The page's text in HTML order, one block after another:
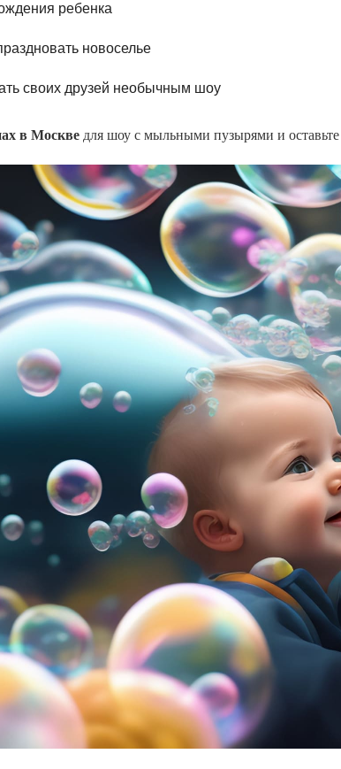
ребенка
новоселье
своих друзей необычным шоу
в Москве для шоу с мыльными пузырями и